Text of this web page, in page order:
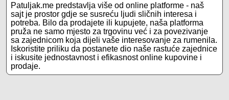
Patuljak.me predstavlja više od online platforme - naš
sajt je prostor gdje se susreću ljudi sličnih interesa i
potreba. Bilo da prodajete ili kupujete, naša platforma
pruža ne samo mjesto za trgovinu već i za povezivanje
sa zajednicom koja dijeli vaše interesovanje za rumenila.
Iskoristite priliku da postanete dio naše rastuće zajednice
i iskusite jednostavnost i efikasnost online kupovine i
prodaje.